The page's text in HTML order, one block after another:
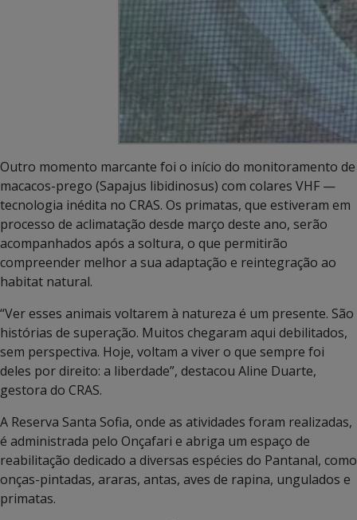
Outro momento marcante foi o início do monitoramento de
macacos-prego (Sapajus libidinosus) com colares VHF —
tecnologia inédita no CRAS. Os primatas, que estiveram em
processo de aclimatação desde março deste ano, serão
acompanhados após a soltura, o que permitirão
compreender melhor a sua adaptação e reintegração ao
habitat natural.
“Ver esses animais voltarem à natureza é um presente. São
histórias de superação. Muitos chegaram aqui debilitados,
sem perspectiva. Hoje, voltam a viver o que sempre foi
deles por direito: a liberdade”, destacou Aline Duarte,
gestora do CRAS.
A Reserva Santa Sofia, onde as atividades foram realizadas,
é administrada pelo Onçafari e abriga um espaço de
reabilitação dedicado a diversas espécies do Pantanal, como
onças-pintadas, araras, antas, aves de rapina, ungulados e
primatas.